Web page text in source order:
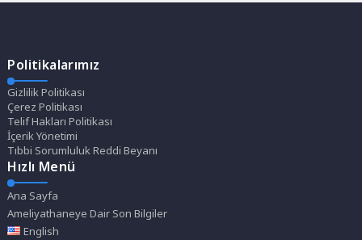
Politikalarımız
Gizlilik Politikası
Çerez Politikası
Telif Hakları Politikası
İçerik Yönetimi
Tıbbi Sorumluluk Reddi Beyanı
Hızlı Menü
Ana Sayfa
Ameliyathaneye Dair Son Bilgiler
English